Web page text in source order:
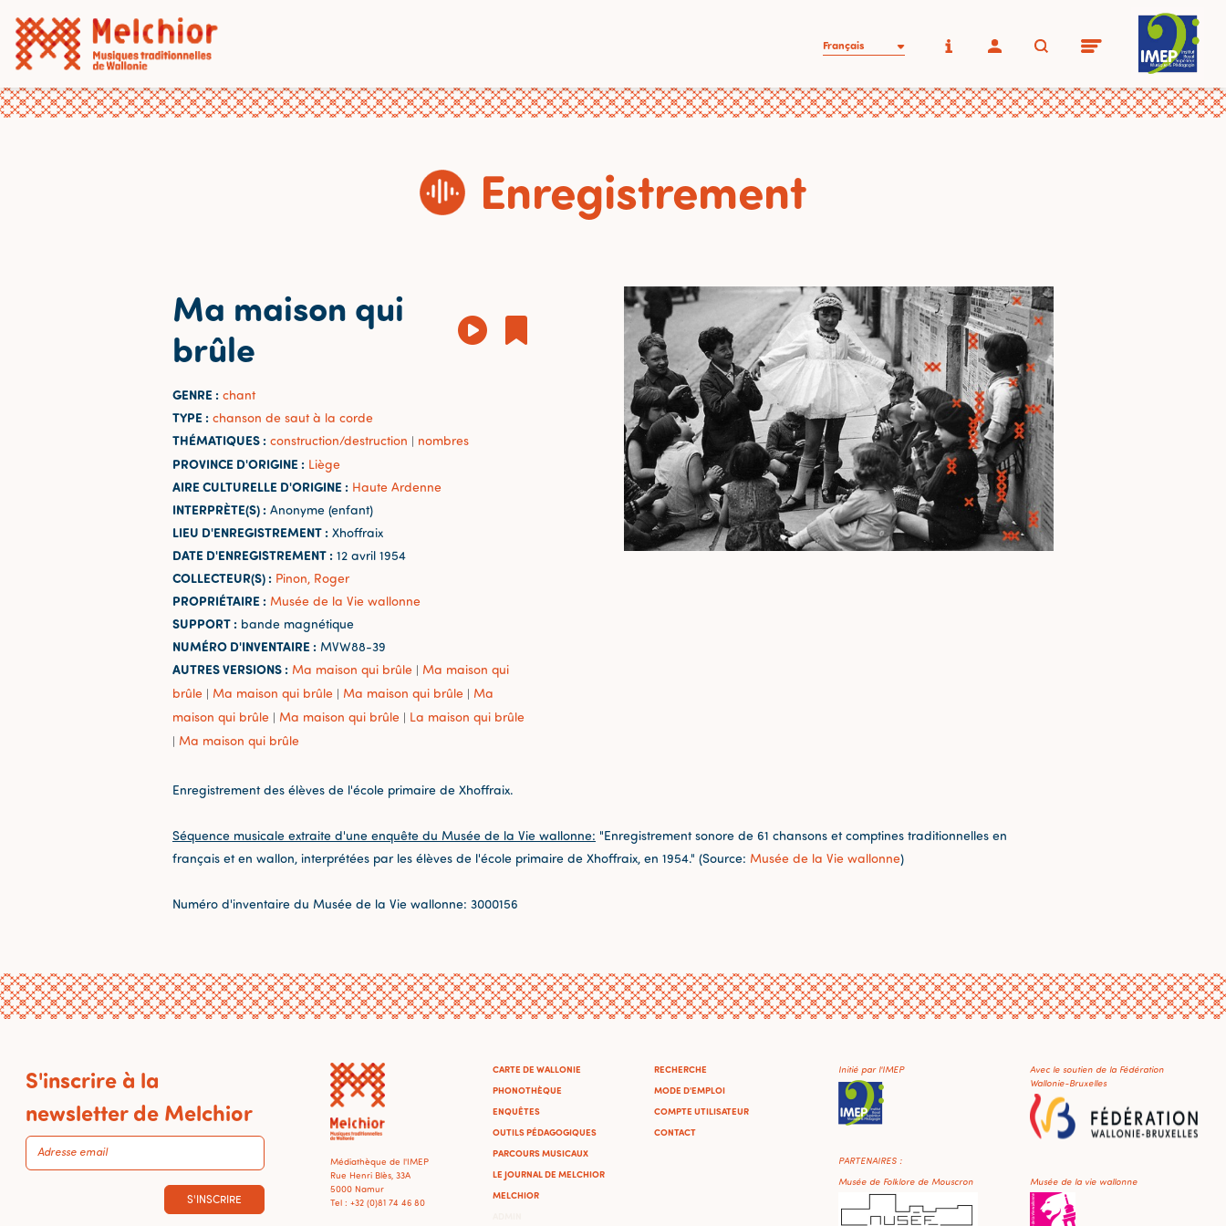
Français
Enregistrement
Ma maison qui
brûle
GENRE : chant
TYPE : chanson de saut à la corde
THÉMATIQUES : construction/destruction | nombres
PROVINCE D'ORIGINE : Liège
AIRE CULTURELLE D'ORIGINE : Haute Ardenne
INTERPRÈTE(S) : Anonyme (enfant)
LIEU D'ENREGISTREMENT : Xhoffraix
DATE D'ENREGISTREMENT : 12 avril 1954
COLLECTEUR(S) : Pinon, Roger
PROPRIÉTAIRE : Musée de la Vie wallonne
SUPPORT : bande magnétique
NUMÉRO D'INVENTAIRE : MVW88-39
AUTRES VERSIONS : Ma maison qui brûle | Ma maison qui
brûle | Ma maison qui brûle | Ma maison qui brûle | Ma
maison qui brûle | Ma maison qui brûle | La maison qui brûle
| Ma maison qui brûle
Enregistrement des élèves de l'école primaire de Xhoffraix.
Séquence musicale extraite d'une enquête du Musée de la Vie wallonne: "Enregistrement sonore de 61 chansons et comptines traditionnelles en
français et en wallon, interprétées par les élèves de l'école primaire de Xhoffraix, en 1954." (Source: Musée de la Vie wallonne)
Numéro d'inventaire du Musée de la Vie wallonne: 3000156
S'inscrire à la
newsletter de Melchior
S'INSCRIRE
Médiathèque de l'IMEP
Rue Henri Blès, 33A
5000 Namur
Tel : +32 (0)81 74 46 80
CARTE DE WALLONIE
PHONOTHÈQUE
ENQUÊTES
OUTILS PÉDAGOGIQUES
PARCOURS MUSICAUX
LE JOURNAL DE MELCHIOR
MELCHIOR
RECHERCHE
MODE D'EMPLOI
COMPTE UTILISATEUR
CONTACT
Initié par l'IMEP
Avec le soutien de la Fédération
Wallonie-Bruxelles
PARTENAIRES :
Musée de Folklore de Mouscron
Musée de la vie wallonne